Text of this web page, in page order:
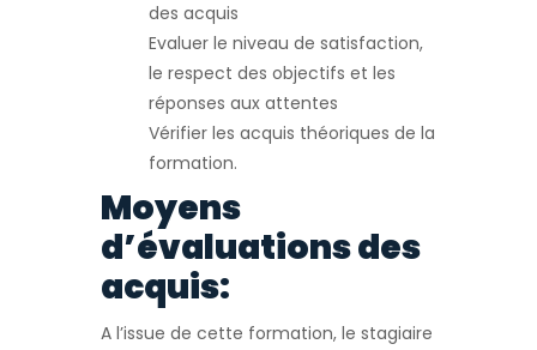
des acquis
Evaluer le niveau de satisfaction,
le respect des objectifs et les
réponses aux attentes
Vérifier les acquis théoriques de la
formation.
Moyens
d’évaluations des
acquis:
A l’issue de cette formation, le stagiaire